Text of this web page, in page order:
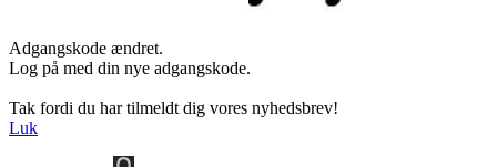
Adgangskode ændret.
Log på med din nye adgangskode.
Tak fordi du har tilmeldt dig vores nyhedsbrev!
Luk